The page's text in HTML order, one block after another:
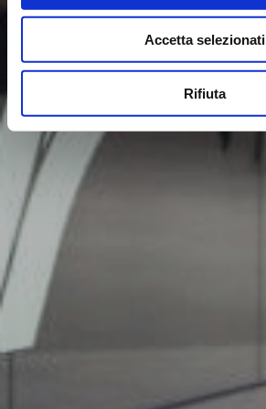
Accetta selezionati
Rifiuta